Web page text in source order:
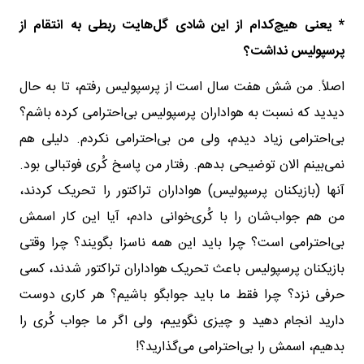
* یعنی هیچ‌کدام از این شادی گل‌هایت ربطی به انتقام از
پرسپولیس نداشت؟
اصلاً. من شش هفت سال است از پرسپولیس رفتم، تا به حال
دیدید که نسبت به هواداران پرسپولیس بی‌احترامی کرده باشم؟
بی‌احترامی زیاد دیدم، ولی من بی‌احترامی نکردم. دلیلی هم
نمی‌بینم الان توضیحی بدهم. رفتار من پاسخ کُری فوتبالی بود.
آنها (بازیکنان پرسپولیس) هواداران تراکتور را تحریک کردند،
من هم جواب‌شان را با کُری‌خوانی دادم، آیا این کار اسمش
بی‌احترامی است؟ چرا باید این همه ناسزا بگویند؟ چرا وقتی
بازیکنان پرسپولیس باعث تحریک هواداران تراکتور شدند، کسی
حرفی نزد؟ چرا فقط ما باید جوابگو باشیم؟ هر کاری دوست
دارید انجام دهید و چیزی نگوییم، ولی اگر ما جواب کُری را
بدهیم، اسمش را بی‌احترامی می‌گذارید؟!